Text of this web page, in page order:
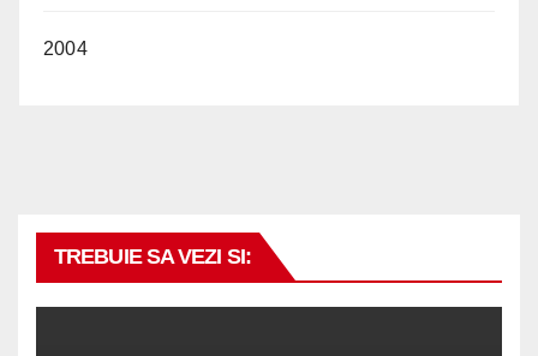
2004
TREBUIE SA VEZI SI: